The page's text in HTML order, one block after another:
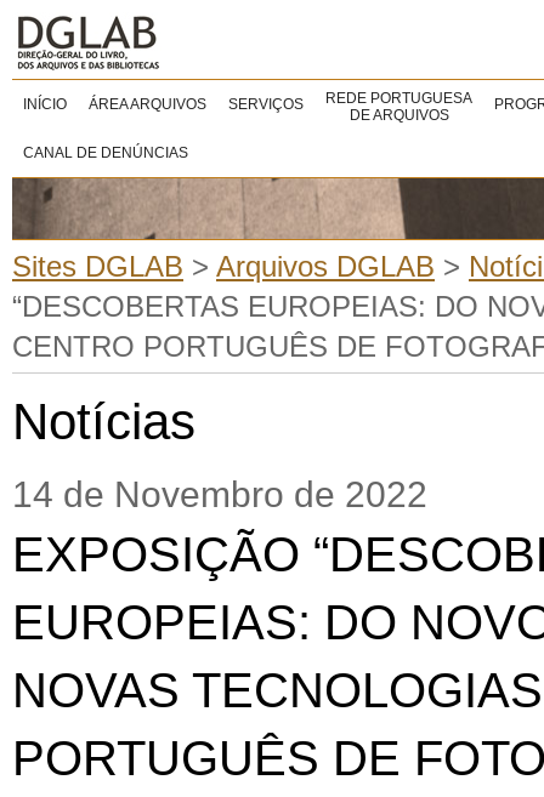
INÍCIO ÁREA ARQUIVOS SERVIÇOS
REDE PORTUGUESA
DE ARQUIVOS
CANAL DE DENÚNCIAS
Sites DGLAB > Arquivos DGLAB >
“DESCOBERTAS EUROPEIAS: DO
CENTRO PORTUGUÊS DE
Notícias
14 de Novembro de 2022
EXPOSIÇÃO
EUROPEIAS: DO
NOVAS
PORTUGUÊS DE